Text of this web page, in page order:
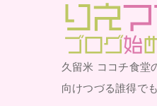
りえママ
ってよ（
久留米 ココチ食堂
向けつづる誰得で